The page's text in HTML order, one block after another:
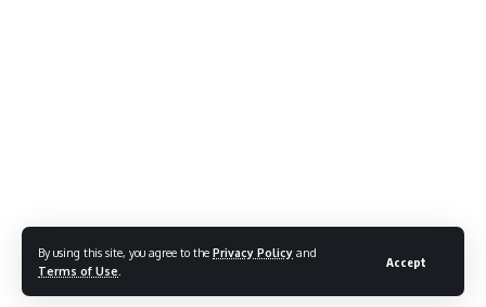
By using this site, you agree to the Privacy Policy and
Terms of Use
Accept